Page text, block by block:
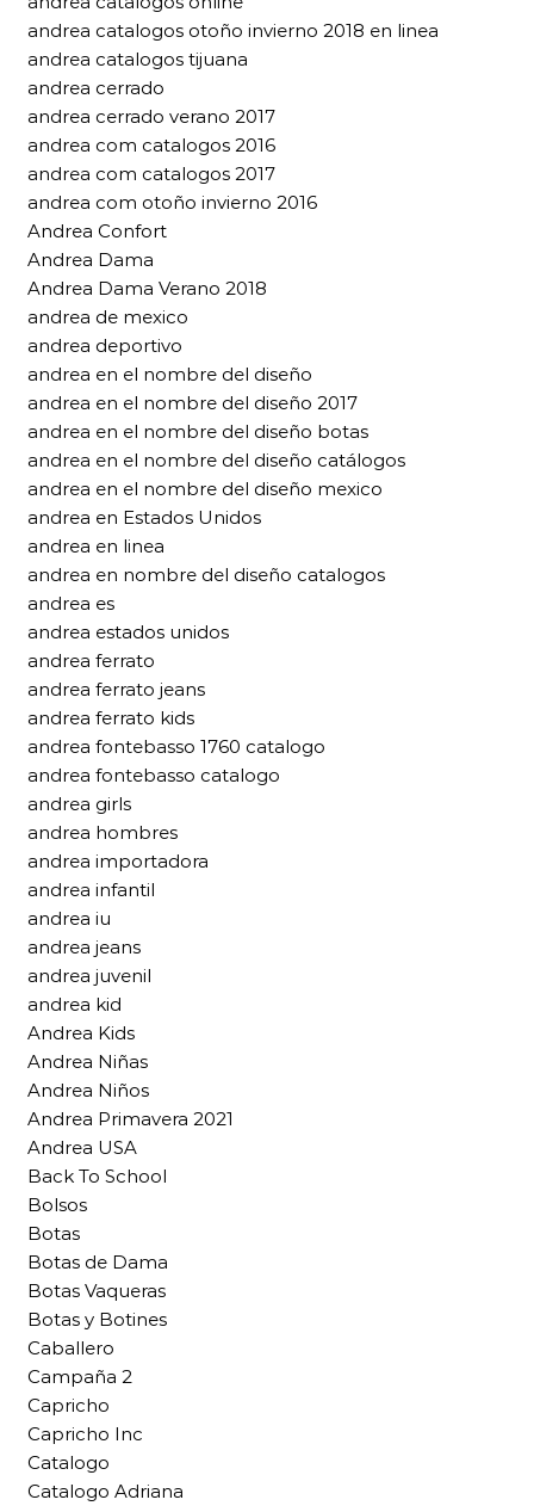
andrea catalogos otoño invierno 2018 en linea
andrea catalogos tijuana
andrea cerrado
andrea cerrado verano 2017
andrea com catalogos 2016
andrea com catalogos 2017
andrea com otoño invierno 2016
Andrea Confort
Andrea Dama
Andrea Dama Verano 2018
andrea de mexico
andrea deportivo
andrea en el nombre del diseño
andrea en el nombre del diseño 2017
andrea en el nombre del diseño botas
andrea en el nombre del diseño catálogos
andrea en el nombre del diseño mexico
andrea en Estados Unidos
andrea en linea
andrea en nombre del diseño catalogos
andrea es
andrea estados unidos
andrea ferrato
andrea ferrato jeans
andrea ferrato kids
andrea fontebasso 1760 catalogo
andrea fontebasso catalogo
andrea girls
andrea hombres
andrea importadora
andrea infantil
andrea iu
andrea jeans
andrea juvenil
andrea kid
Andrea Kids
Andrea Niñas
Andrea Niños
Andrea Primavera 2021
Andrea USA
Back To School
Bolsos
Botas
Botas de Dama
Botas Vaqueras
Botas y Botines
Caballero
Campaña 2
Capricho
Capricho Inc
Catalogo
Catalogo Adriana